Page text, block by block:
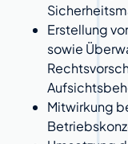
Erstellung
sowie
Mitwirkung